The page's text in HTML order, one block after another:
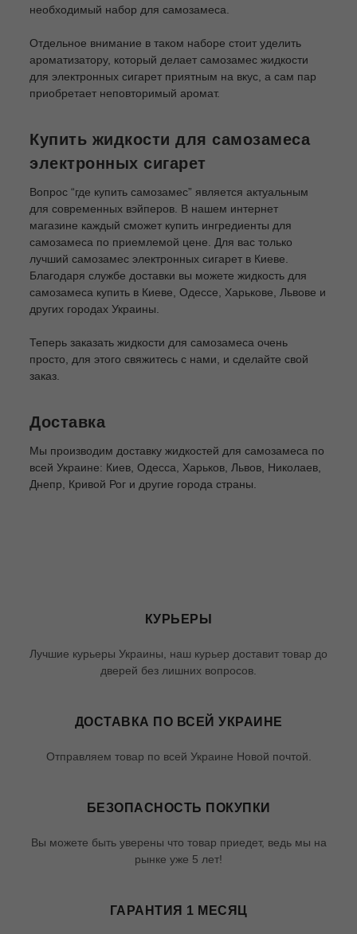
необходимый набор для самозамеса.
Отдельное внимание в таком наборе стоит уделить
ароматизатору, который делает самозамес жидкости
для электронных сигарет приятным на вкус, а сам пар
приобретает неповторимый аромат.
Купить жидкости для самозамеса
электронных сигарет
Вопрос “где купить самозамес” является актуальным
для современных вэйперов. В нашем интернет
магазине каждый сможет купить ингредиенты для
самозамеса по приемлемой цене. Для вас только
лучший самозамес электронных сигарет в Киеве.
Благодаря службе доставки вы можете жидкость для
самозамеса купить в Киеве, Одессе, Харькове, Львове и
других городах Украины.
Теперь заказать жидкости для самозамеса очень
просто, для этого свяжитесь с нами, и сделайте свой
заказ.
Доставка
Мы производим доставку жидкостей для самозамеса по
всей Украине: Киев, Одесса, Харьков, Львов, Николаев,
Днепр, Кривой Рог и другие города страны.
КУРЬЕРЫ
Лучшие курьеры Украины, наш курьер доставит товар до
дверей без лишних вопросов.
ДОСТАВКА ПО ВСЕЙ УКРАИНЕ
Отправляем товар по всей Украине Новой почтой.
БЕЗОПАСНОСТЬ ПОКУПКИ
Вы можете быть уверены что товар приедет, ведь мы на
рынке уже 5 лет!
ГАРАНТИЯ 1 МЕСЯЦ